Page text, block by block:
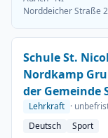
Norddeicher Straße
Schule St.
Nordkamp
der Gemeinde
Lehrkraft ·
Deutsch
Sport